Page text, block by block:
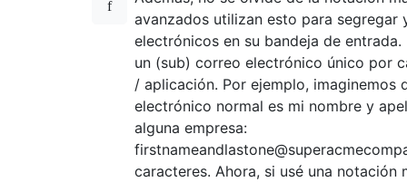
avanzados utilizan esto para segregar
electrónicos en su bandeja de entrada.
un (sub) correo electrónico único por
/ aplicación. Por ejemplo, imaginemos
electrónico normal es mi nombre y
alguna empresa:
caracteres. Ahora, si usé una notación